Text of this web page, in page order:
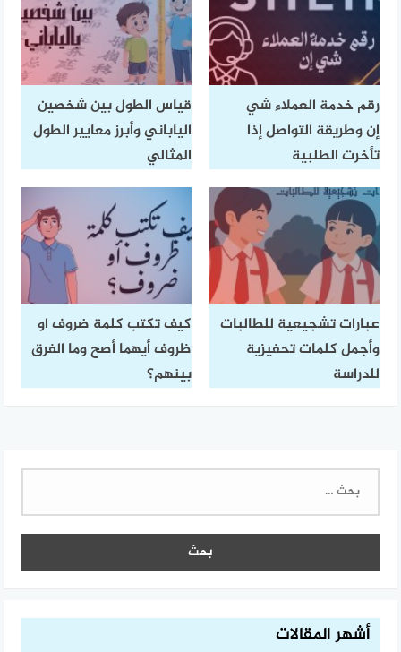
رقم خدمة العملاء شي
إن وطريقة التواصل إذا
تأخرت الطلبية
قياس الطول بين شخصين
الياباني وأبرز معايير الطول
المثالي
عبارات تشجيعية للطالبات
وأجمل كلمات تحفيزية
للدراسة
كيف تكتب كلمة ضروف او
ظروف أيهما أصح وما الفرق
بينهم؟
البحث
أشهر المقالات